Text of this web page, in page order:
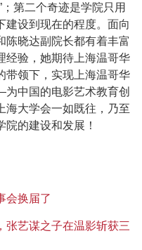
第二个奇迹是学院只用
建设到现在的程度。面向
陈晓达副院长都有着丰富
经验，她期待上海温哥华
带领下，实现上海温哥华
中国的电影艺术教育创
海大学会一如既往，乃至
的建设和发展！
会换届了
张艺谋之子在温影斩获三